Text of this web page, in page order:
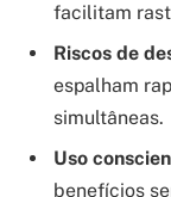
facilitam
Riscos de
espalham
simultâneas.
Uso
benefícios